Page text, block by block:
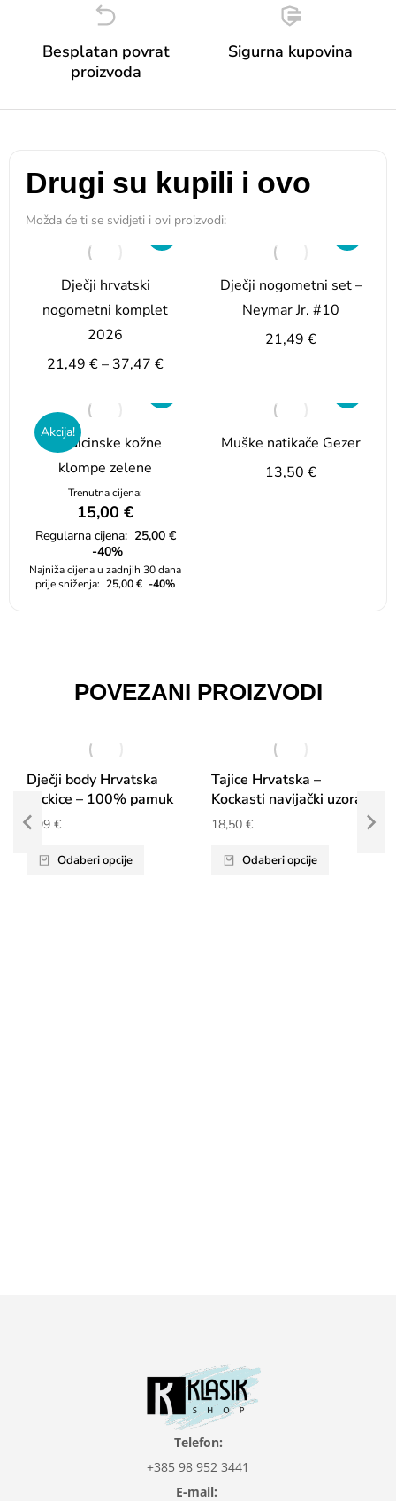
Besplatan povrat
proizvoda
Sigurna kupovina
Drugi su kupili i ovo
Možda će ti se svidjeti i ovi proizvodi:
Dječji hrvatski
nogometni komplet
2026
21,49 €– 37,47 €
Dječji nogometni set –
Neymar Jr. #10
21,49 €
Akcija!
Medicinske kožne
klompe zelene
Trenutna cijena:
15,00 €
Regularna cijena: 25,00 €
-40%
Najniža cijena u zadnjih 30 dana
prije sniženja: 25,00€ -40%
Muške natikače Gezer
13,50 €
POVEZANI PROIZVODI
Dječji body Hrvatska
kockice – 100% pamuk
9,99 €
Odaberi opcije
Tajice Hrvatska –
Kockasti navijački uzorak
18,50 €
Odaberi opcije
Telefon:
+385 98 952 3441
E-mail: